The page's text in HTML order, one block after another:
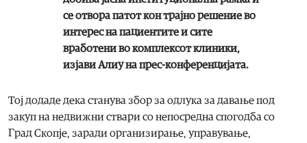
се отвора патот кон трајно решение во
интерес на пациентите и сите
вработени во комплексот клиники,
изјави Алиу на прес-конференцијата.
Тој додаде дека станува збор за одлука за давање под
закуп на недвижни ствари со непосредна спогодба со
Град Скопје, заради организирање, управување,